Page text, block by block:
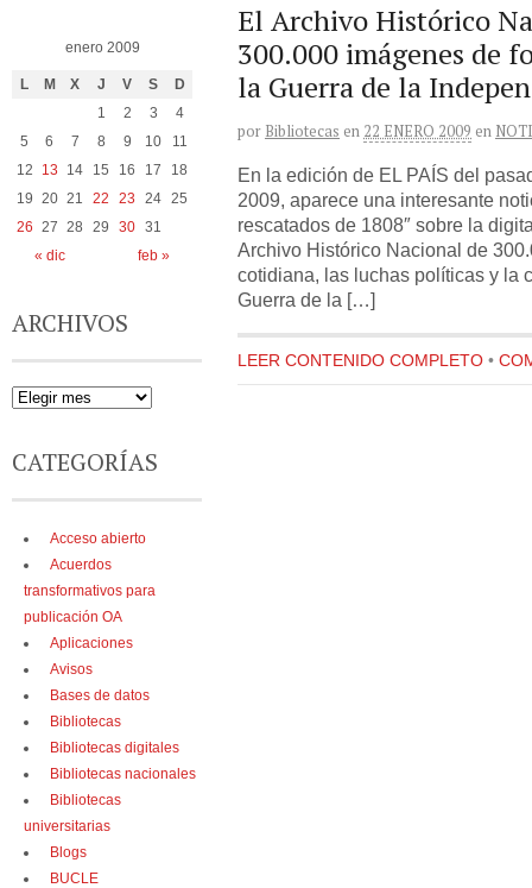
El Archivo Histórico
300.000 imágenes de
la Guerra de la
por Bibliotecas en 22 ENERO 2009 en
En la edición de EL PAÍS del
2009, aparece una interesante
rescatados de 1808″ sobre la
Archivo Histórico Nacional de
cotidiana, las luchas políticas y la
Guerra de la […]
LEER CONTENIDO COMPLETO •
enero 2009
L M X J V S D
« dic feb »
1 2 3
4
5
6 7 8 9 10
11
12
13 14 15 16 17
18
19 20 21 22 23 24 25
26 27 28 29 30 31
ARCHIVOS
CATEGORÍAS
Acceso abierto
Acuerdos
transformativos para
publicación OA
Aplicaciones
Avisos
Bases de datos
Bibliotecas
Bibliotecas digitales
Bibliotecas nacionales
Bibliotecas
universitarias
Blogs
BUCLE